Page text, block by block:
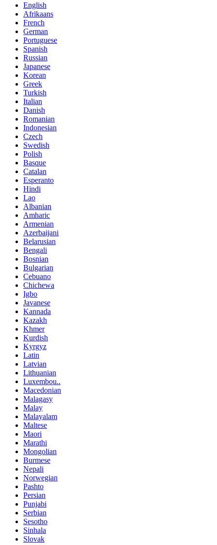
English
Afrikaans
French
German
Portuguese
Spanish
Russian
Japanese
Korean
Greek
Turkish
Italian
Danish
Romanian
Indonesian
Czech
Swedish
Polish
Basque
Catalan
Esperanto
Hindi
Lao
Albanian
Amharic
Armenian
Azerbaijani
Belarusian
Bengali
Bosnian
Bulgarian
Cebuano
Chichewa
Igbo
Javanese
Kannada
Kazakh
Khmer
Kurdish
Kyrgyz
Latin
Latvian
Lithuanian
Luxembou..
Macedonian
Malagasy
Malay
Malayalam
Maltese
Maori
Marathi
Mongolian
Burmese
Nepali
Norwegian
Pashto
Persian
Punjabi
Serbian
Sesotho
Sinhala
Slovak